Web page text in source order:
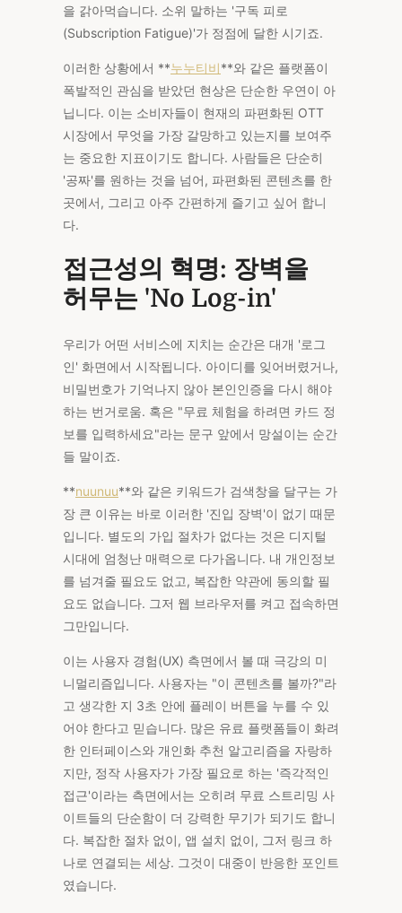
‘무
료’와
‘간
찾
아
매
가?
을 갉아먹습니다. 소위 말하는 '구독 피로
(Subscription Fatigue)'가 정점에 달한 시기죠.
이러한 상황에서 **누누티비**와 같은 플랫폼이
폭발적인 관심을 받았던 현상은 단순한 우연이 아
닙니다. 이는 소비자들이 현재의 파편화된 OTT
시장에서 무엇을 가장 갈망하고 있는지를 보여주
는 중요한 지표이기도 합니다. 사람들은 단순히
'공짜'를 원하는 것을 넘어, 파편화된 콘텐츠를 한
곳에서, 그리고 아주 간편하게 즐기고 싶어 합니
다.
접근성의 혁명: 장벽을
허무는 'No Log-in'
우리가 어떤 서비스에 지치는 순간은 대개 '로그
인' 화면에서 시작됩니다. 아이디를 잊어버렸거나,
비밀번호가 기억나지 않아 본인인증을 다시 해야
하는 번거로움. 혹은 "무료 체험을 하려면 카드 정
보를 입력하세요"라는 문구 앞에서 망설이는 순간
들 말이죠.
**nuunuu**와 같은 키워드가 검색창을 달구는 가
장 큰 이유는 바로 이러한 '진입 장벽'이 없기 때문
입니다. 별도의 가입 절차가 없다는 것은 디지털
시대에 엄청난 매력으로 다가옵니다. 내 개인정보
를 넘겨줄 필요도 없고, 복잡한 약관에 동의할 필
요도 없습니다. 그저 웹 브라우저를 켜고 접속하면
그만입니다.
이는 사용자 경험(UX) 측면에서 볼 때 극강의 미
니멀리즘입니다. 사용자는 "이 콘텐츠를 볼까?"라
고 생각한 지 3초 안에 플레이 버튼을 누를 수 있
어야 한다고 믿습니다. 많은 유료 플랫폼들이 화려
한 인터페이스와 개인화 추천 알고리즘을 자랑하
지만, 정작 사용자가 가장 필요로 하는 '즉각적인
접근'이라는 측면에서는 오히려 무료 스트리밍 사
이트들의 단순함이 더 강력한 무기가 되기도 합니
다. 복잡한 절차 없이, 앱 설치 없이, 그저 링크 하
나로 연결되는 세상. 그것이 대중이 반응한 포인트
였습니다.